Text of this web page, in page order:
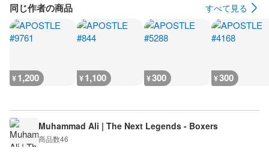
同じ作者の商品 すべて見る
¥1,200 ¥1,100 ¥300 ¥300
Muhammad Ali | The Next Legends - Boxers
商品数46